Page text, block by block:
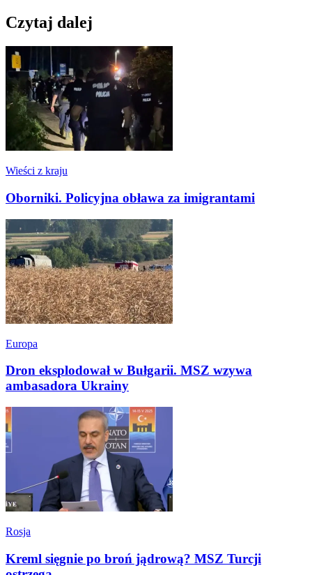
Czytaj dalej
Wieści z kraju
Oborniki. Policyjna obława za imigrantami
Europa
Dron eksplodował w Bułgarii. MSZ wzywa
ambasadora Ukrainy
Rosja
Kreml sięgnie po broń jądrową? MSZ Turcji